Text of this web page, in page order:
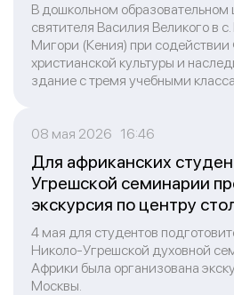
В дошкольном образовательном
святителя Василия Великого в
Мигори (Кения) при
христианской культуры и
здание с тремя учебными
08 мая 2026 16:46
Для африканских
Угрешской семинарии
экскурсия по центру
4 мая для студентов
Николо-Угрешской духовной
Африки была организована
Москвы.